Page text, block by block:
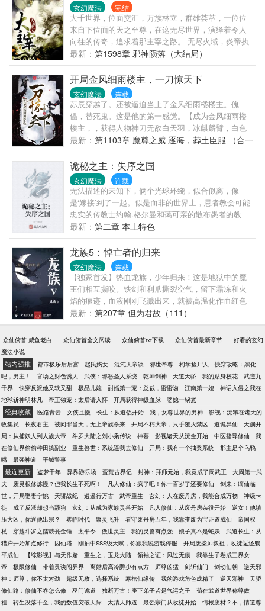
玄幻魔法 完结
大千世界，位面交汇，万族林立，群雄荟萃，一位位
来自下位面的天之至尊，在这无尽世界，演绎着令人
向往的传奇，追求着那主宰之路。 无尽火域，炎帝执
掌，万火焚苍穹。 武境之内，武祖之威，震慑乾坤。
西天之殿，百战之皇，战威无可敌。 北荒之丘，万墓
之地，不死之主镇天地。 ...... 少年自北灵境而出，骑
九幽冥雀，闯向了那精彩绝伦的纷纭世界，主宰之
路，谁主沉浮？ 大千世界，万道争锋，吾为大主宰。
最新： 第1598章 邪神陨落（大结局）
开局金风细雨楼主，一刀惊天下
玄幻魔法 连载
苏辰穿越了。还被逼迫当上了金风细雨楼楼主。傀
儡，替死鬼。这是他的第一感觉。【成为金风细雨楼
楼主，，获得人物神刀无敌白天羽，冰麒麟臂，白色
抽奖卡3张。】自从看到这个，苏辰心定了。他心定，
就代表别人不能心定了.....
最新： 第1103章 魔尊之威 逐海，葬土臣服 （合一
章）
诡秘之主：失序之国
玄幻魔法 连载
无法描述的未知下，俩个光球环绕，似合似离，像
是‘嫁接’到了一起。似是而非的世界上，愚者教会可能
忠实的传教士约翰.格尔曼和蔼可亲的散布愚者的教
义。“反正不要钱，多少信一点。”不过……沃景主教，
坐忘论者，耗之门徒，皇觉道人……这就是愚者教会
口马...
最新： 第二章 本土特色
龙族5：悼亡者的归来
玄幻魔法 连载
【独家首发】热血龙族，少年归来！这是地狱中的魔
王们相互撕咬。铁剑和利爪撕裂空气，留下霜冻和火
焰的痕迹，血液刚刚飞溅出来，就被高温化作血红色
的蒸汽，冲击波在长长的走廊上来来去去，早已没有
任何完整的玻璃，连这座建筑物都摇摇欲坠。
最新： 第207章 但为君故（111）
众仙俯首 咸鱼老白 - 众仙俯首全文阅读 - 众仙俯首txt下载 - 众仙俯首最新章节 - 好看的玄幻
魔法小说
站内强推 都市极乐后后宫 赵氏嫡女 混沌天帝诀 邪世帝尊 柯学捡尸人
快穿攻略：黑化
吧，男主！
官场之财色诱人 武侠：邪恶圣人系统 乾坤剑神 天道天骄 我的贴身校花
武逆九
千界
快穿反派他又软又甜 极品儿媳 甜婚第一宠：总裁，蜜蜜吻 江南第一媳
神话入侵之我在
地球斩神明林凡
帝王独宠：太后请入怀 开局获得神级血脉 婆媳一锅煮
经典收藏 医路青云 女侠且慢 长生：从道侣开始 我，女尊世界的男神
影视：流窜在诸天的
收集员
长夜君主 被问罪当天，无上帝族杀来 开局不朽大帝，只手覆灭禁区 道诡异仙
天崩开
局：从捕妖人到人族大帝
斗罗大陆之刘小枭传说 神墓 影视诸天从流金开始 中医指导修仙
我
在修仙界偷偷种田搞副业
重生兽世：系统逼我去修仙 开局：我有一个抽奖系统
郡主是个乌鸦
嘴
最强神道 平城警事
最近更新 盗梦千年 异界游乐场 蛮荒古界记 封神：拜师元始，我竟成了周武王
大周第一武
夫
废灵根修炼慢？但我长生不死啊！ 凡人修仙：疯了吧！你一百岁了还要修仙
剑来：谪仙临
世，开局娶妻宁姚
天骄战纪 逍遥行万古 武帝重生 玄幻：人在废丹房，我能合成万物
神级卡
徒
成了反派却想当舔狗 玄幻：从成为家族灵兽开始 凡人修仙：从废丹房杂役开始
逆女！他镇
压大凶，你逐他出宗？
雾临时代 聚灵飞升 看守废丹房五年，我靠变废为宝证道成仙
帝国权
杖
穿越斗罗之擂鼓瓮金锤 太平令 傲世灵主 我的灵兽有点强 娘子真不是蛇妖
武道长生：从
猎户开始加点修行
囚仙塔 刚抽中SSS级天赋，你跟我说游戏停服
开局废柴师叔祖，收徒返还躺
平成仙
【综影视】与天作赌 重生之，玉龙大陆 领袖之证：风过无痕
我靠生子卷成三界女
帝
极限修仙 带着灵诀闯异界 离婚后高冷爵少有点方 师尊凶猛 剑斩仙门 剑动仙朝
逆天邪
神：师尊，你不太对劲
超级无敌，选择系统 寒棺仙缘传 我的游戏角色成精了 逆天邪神
天骄
修仙路：修仙不卷怎么修
巫门诡道 独断万古！座下弟子皆是气运之子
苟在武道世界称尊做
祖
转生没落千金，我的数值突破天际 太清天师道 最强宗门从收徒开始
情根废材？不，情道尊